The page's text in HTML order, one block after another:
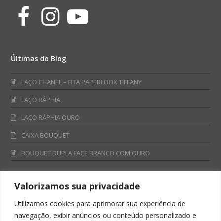
Valorizamos sua privacidade
Utilizamos cookies para aprimorar sua experiência de
navegação, exibir anúncios ou conteúdo personalizado e
Facebook
Instagram
Youtube
Últimas do Blog
LAÇO CHANEL – FITA PAPERLOOK TIFFANY
LAÇO RÁPHIA
LAÇO RÁPHIA OURO
CAIXA BOUQUET
BOUQUET DUPLA FACE BRANCO COM OURO
Fale Conosco